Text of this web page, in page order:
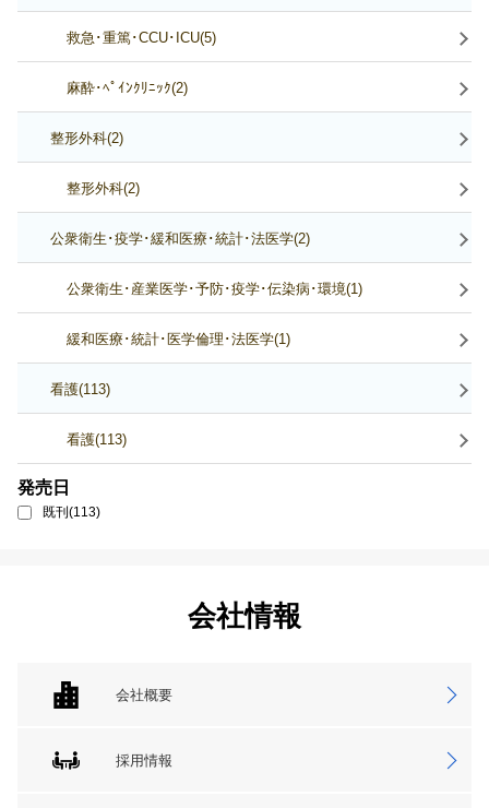
救急･重篤･CCU･ICU(5)
麻酔･ﾍﾟｲﾝｸﾘﾆｯｸ(2)
整形外科(2)
整形外科(2)
公衆衛生･疫学･緩和医療･統計･法医学(2)
公衆衛生･産業医学･予防･疫学･伝染病･環境(1)
緩和医療･統計･医学倫理･法医学(1)
看護(113)
看護(113)
発売日
既刊(113)
会社情報
会社概要
採用情報